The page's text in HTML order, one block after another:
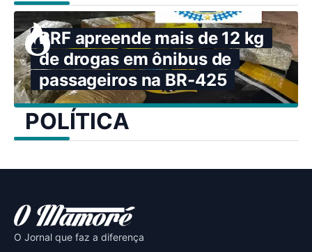
PRF apreende mais de 12 kg
de drogas em ônibus de
passageiros na BR-425
POLÍTICA
O Jornal que faz a diferença